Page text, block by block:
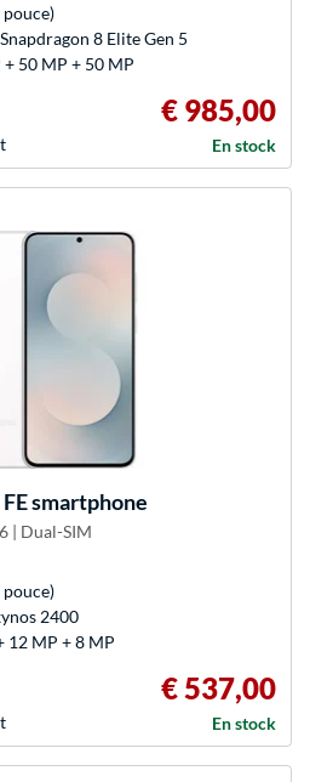
8 Elite Gen 5
50 MP + 50 MP
€ 985,00
En stock
smartphone
| Dual-SIM
2400
12 MP + 8 MP
€ 537,00
En stock